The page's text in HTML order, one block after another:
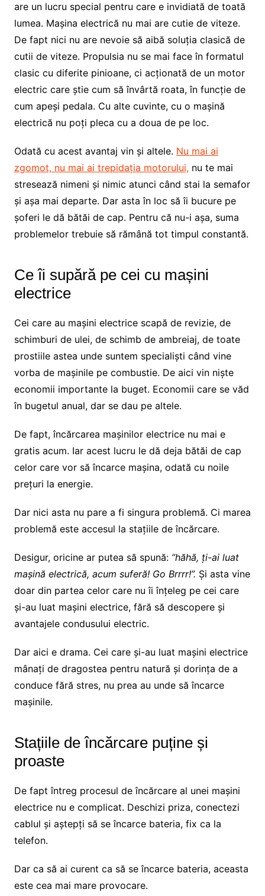
are un lucru special pentru care e invidiată de toată
lumea. Mașina electrică nu mai are cutie de viteze.
De fapt nici nu are nevoie să aibă soluția clasică de
cutii de viteze. Propulsia nu se mai face în formatul
clasic cu diferite pinioane, ci acționată de un motor
electric care știe cum să învârtă roata, în funcție de
cum apeși pedala. Cu alte cuvinte, cu o mașină
electrică nu poți pleca cu a doua de pe loc.
Odată cu acest avantaj vin și altele. Nu mai ai
zgomot, nu mai ai trepidația motorului,nu te mai
stresează nimeni și nimic atunci când stai la semafor
și așa mai departe. Dar asta în loc să îi bucure pe
șoferi le dă bătăi de cap. Pentru că nu-i așa, suma
problemelor trebuie să rămână tot timpul constantă.
Ce îi supără pe cei cu mașini
electrice
Cei care au mașini electrice scapă de revizie, de
schimburi de ulei, de schimb de ambreiaj, de toate
prostiile astea unde suntem specialiști când vine
vorba de mașinile pe combustie. De aici vin niște
economii importante la buget. Economii care se văd
în bugetul anual, dar se dau pe altele.
De fapt, încărcarea mașinilor electrice nu mai e
gratis acum. Iar acest lucru le dă deja bătăi de cap
celor care vor să încarce mașina, odată cu noile
prețuri la energie.
Dar nici asta nu pare a fi singura problemă. Ci marea
problemă este accesul la stațiile de încărcare.
Desigur, oricine ar putea să spună: ”hăhă, ți-ai luat
mașină electrică, acum suferă! Go Brrrr!”. Și asta vine
doar din partea celor care nu îi înțeleg pe cei care
și-au luat mașini electrice, fără să descopere și
avantajele condusului electric.
Dar aici e drama. Cei care și-au luat mașini electrice
mânați de dragostea pentru natură și dorința de a
conduce fără stres, nu prea au unde să încarce
mașinile.
Stațiile de încărcare puține și
proaste
De fapt întreg procesul de încărcare al unei mașini
electrice nu e complicat. Deschizi priza, conectezi
cablul și aștepți să se încarce bateria, fix ca la
telefon.
Dar ca să ai curent ca să se încarce bateria, aceasta
este cea mai mare provocare.